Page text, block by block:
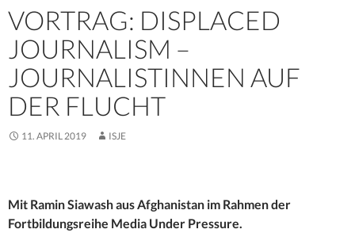
VORTRAG: DISPLACED
JOURNALISM –
JOURNALISTINNEN AUF
DER FLUCHT
11. APRIL 2019 ISJE
Mit Ramin Siawash aus Afghanistan im Rahmen der
Fortbildungsreihe Media Under Pressure.